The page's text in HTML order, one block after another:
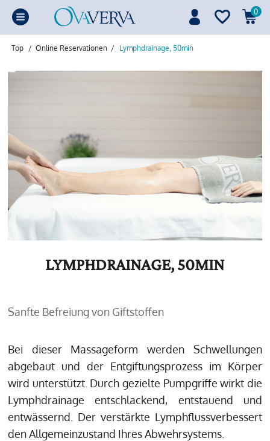
0
Top / Online Reservationen / Lymphdrainage, 50min
LYMPHDRAINAGE, 50MIN
Sanfte Befreiung von Giftstoffen
Bei dieser Massageform werden Schwellungen
abgebaut und der Entgiftungsprozess im Körper
wird unterstützt. Durch gezielte Pumpgriffe wirkt die
Lymphdrainage entschlackend, entstauend und
entwässernd. Der verstärkte Lymphflussverbessert
den Allgemeinzustand Ihres Abwehrsystems.